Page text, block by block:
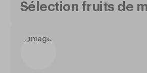
Sélection fruits de